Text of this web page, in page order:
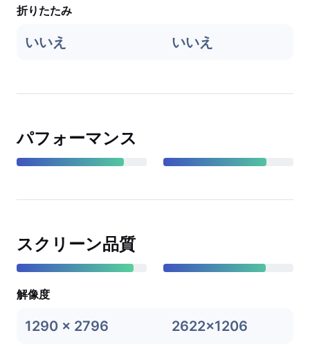
折りたたみ
いいえ いいえ
パフォーマンス
スクリーン品質
解像度
1290 x 2796 2622x1206